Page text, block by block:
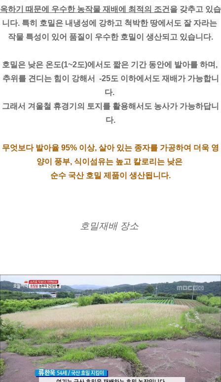
옥하기 때문에 우수한 농작물 재배에 최적의 조건 을 갖추고 있습
니다. 특히 호밀은 내냉성에 강하고 척박한 땅에서도 잘 자라는
작물 특성이 있어 품질이 우수한 호밀이 생산되고 있습니다.
호밀은 낮은 온도(1~2도)에서도 짧은 기간 동안에 발아를 하며,
추위를 견디는 힘이 강해서  -25도 이하에서도 재배가 가능합니
다.
그래서 겨울철 휴경기의 토지를 활용해서도 농사가 가능하답니
다.
무엇보다 발아율 95% 이상, 살아 있는 종자를 가공하여 더욱 영
양이 풍부, 식이섬유는 높고 칼로리는 낮은
순수 국산 호밀 제품이 생산됩니다.
호밀재배 장소